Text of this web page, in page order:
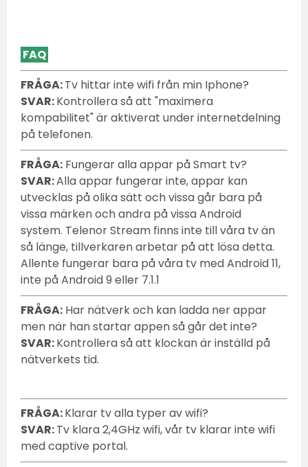
FAQ
FRÅGA:Tv hittar inte wifi från min Iphone?
SVAR:Kontrollera så att "maximera
kompabilitet" är aktiverat under internetdelning
på telefonen.
FRÅGA: Fungerar alla appar på Smart tv?
SVAR:Alla appar fungerar inte, appar kan
utvecklas på olika sätt och vissa går bara på
vissa märken och andra på vissa Android
system. Telenor Stream finns inte till våra tv än
så länge, tillverkaren arbetar på att lösa detta.
Allente fungerar bara på våra tv med Android 11,
inte på Android 9 eller 7.1.1
FRÅGA: Har nätverk och kan ladda ner appar
men när han startar appen så går det inte?
SVAR:Kontrollera så att klockan är inställd på
nätverkets tid.
FRÅGA:Klarar tv alla typer av wifi?
SVAR:Tv klara 2,4GHz wifi, vår tv klarar inte wifi
med captive portal.